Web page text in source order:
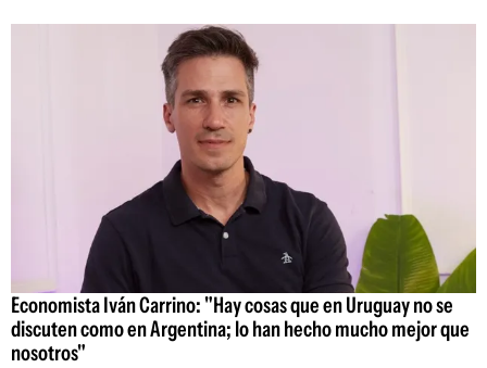
Economista Iván Carrino: "Hay cosas que en Uruguay no se
discuten como en Argentina; lo han hecho mucho mejor que
nosotros"